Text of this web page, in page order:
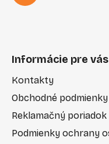
Informácie pre vás
Kontakty
Obchodné podmienky
Reklamačný poriadok
Podmienky ochrany